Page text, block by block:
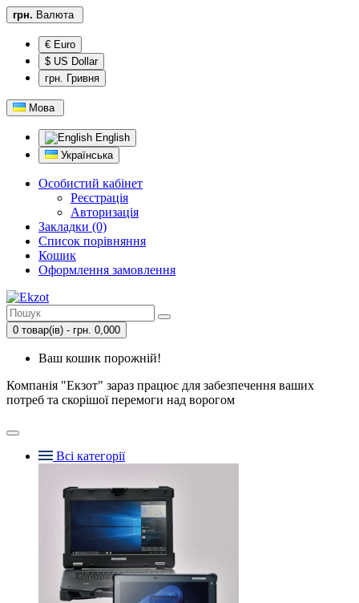
грн. Валюта
€ Euro
$ US Dollar
грн. Гривня
Мова
English
Українська
Особистий кабінет
Реєстрація
Авторизація
Закладки (0)
Список порівняння
Кошик
Оформлення замовлення
0 товар(ів) - грн. 0,000
Ваш кошик порожній!
Компанія "Екзот" зараз працює для забезпечення ваших
потреб та скорішої перемоги над ворогом
Всі категорії